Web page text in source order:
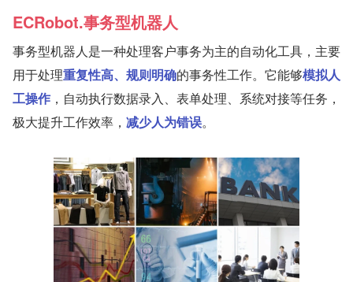
ECRobot.事务型机器人
事务型机器人是一种处理客户事务为主的自动化工具，主要
用于处理重复性高、规则明确的事务性工作。它能够模拟人
工操作 ，自动执行数据录入、表单处理、系统对接等任务，
极大提升工作效率， 减少人为错误。